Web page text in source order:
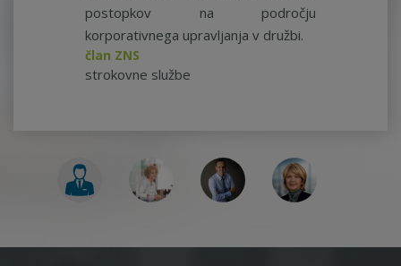
postopkov na področju
korporativnega upravljanja v družbi.
član ZNS
strokovne službe